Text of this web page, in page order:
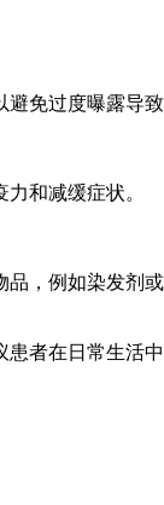
免过度曝露导
和减缓症状。
，例如染发剂
者在日常生活